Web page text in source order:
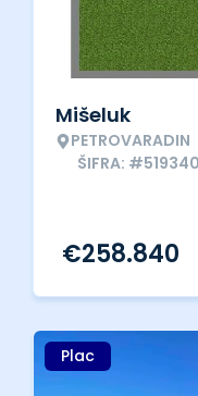
Mišeluk
PETROVARADIN
ŠIFRA: #519340
€258.840
Plac